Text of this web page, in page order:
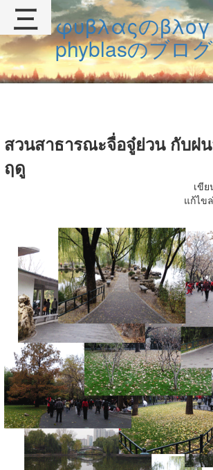
φυβλαςのβλογ
phyblasのブログ
สวนสาธารณะจื่อจู๋ย่วน กับฝ
ฤดู
เขี
แก้ไข
三